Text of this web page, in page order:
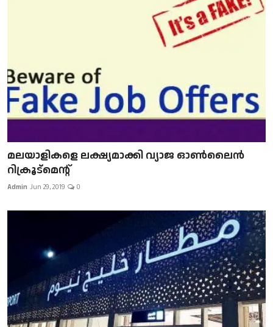
മലയാളികളെ ലക്ഷ്യമാക്കി വ്യാജ ഓൺലൈൻ
റിക്രൂട്മെന്റ്
Admin Jun 29, 2019 0